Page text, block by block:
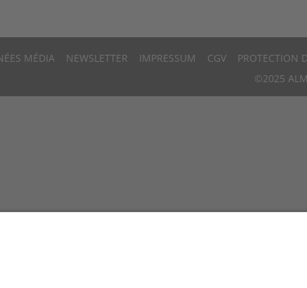
MÉDIA NEWSLETTER IMPRESSUM CGV
PROTECTION
©2025